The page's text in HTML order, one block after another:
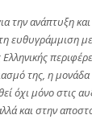
την ανάπτυξη
ευθυγράμμιση
της, η μονάδα
όχι μόνο στις
και στην